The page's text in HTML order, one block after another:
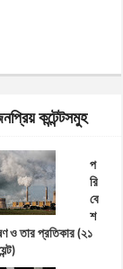
কন্টেন্টসমুহ
প
রি
বে
শ
ও তার প্রতিকার (২১